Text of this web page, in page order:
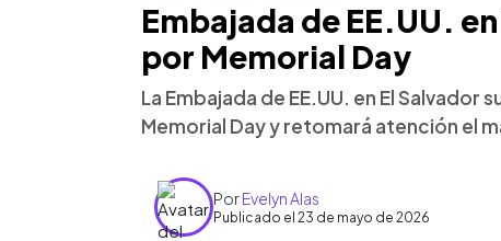
Embajada de EE.UU.
por Memorial Day
La Embajada de EE.UU. en El
Memorial Day y retomará atención el
PorEvelyn Alas
Publicado el 23 de mayo de 2026